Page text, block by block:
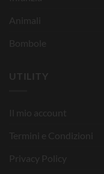
Animali
Bombole
UTILITY
Il mio account
Termini e Condizioni
Privacy Policy